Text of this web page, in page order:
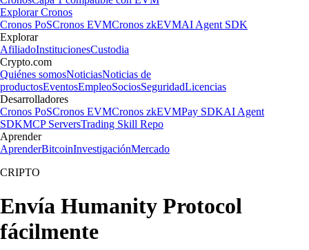
Explorar Cronos
Cronos PoSCronos EVMCronos zkEVMAI Agent SDK
Explorar
AfiliadoInstitucionesCustodia
Crypto.com
Quiénes somosNoticiasNoticias de
productosEventosEmpleoSociosSeguridadLicencias
Desarrolladores
Cronos PoSCronos EVMCronos zkEVMPay SDKAI Agent
SDKMCP ServersTrading Skill Repo
Aprender
AprenderBitcoinInvestigaciónMercado
CRIPTO
Envía Humanity Protocol
fácilmente